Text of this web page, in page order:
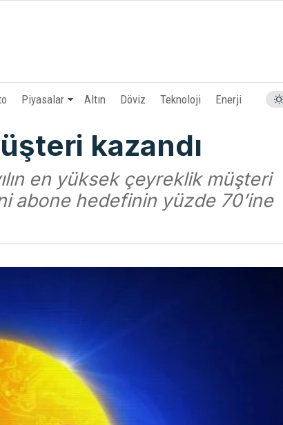
Piyasalar Altın Döviz Teknoloji Enerji
kazandı
en yüksek çeyreklik müşteri
abone hedefinin yüzde 70’ine